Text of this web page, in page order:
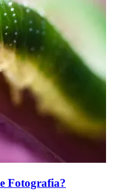
Fotografia?